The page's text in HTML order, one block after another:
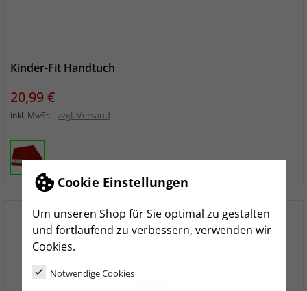
Cookie Einstellungen
Um unseren Shop für Sie optimal zu gestalten
und fortlaufend zu verbessern, verwenden wir
Cookies.
Notwendige Cookies
Kinder-Fit Handtuch
Preis
20,99 €
inkl. MwSt. zzgl. Versand